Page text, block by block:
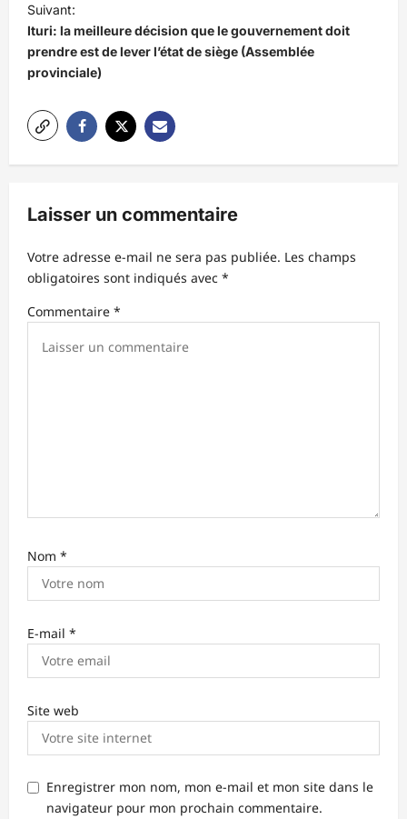
g
a
t
o
’
r
i
Suivant:
Ituri: la meilleure décision que le gouvernement doit
prendre est de lever l’état de siège (Assemblée
provinciale)
Laisser un commentaire
Votre adresse e-mail ne sera pas publiée. Les champs
obligatoires sont indiqués avec *
Commentaire *
Nom *
E-mail *
Site web
Enregistrer mon nom, mon e-mail et mon site dans le
navigateur pour mon prochain commentaire.